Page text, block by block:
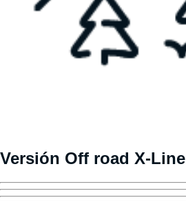
Versión Off road X-Line